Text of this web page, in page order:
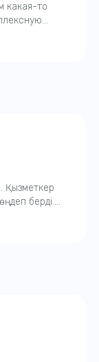
какая-то
Очень
Қызметкер
берді.
бар.